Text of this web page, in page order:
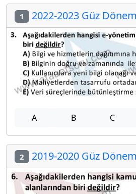
1 2022-2023 Güz
A B C
2 2019-2020 Güz